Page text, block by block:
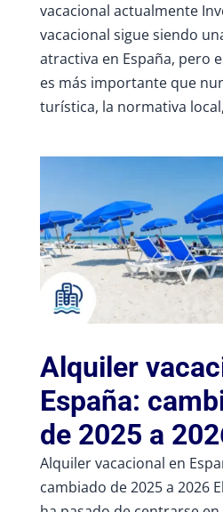
vacacional actualmente
vacacional sigue siendo
atractiva en España, pero
es más importante que
turística, la normativa
Alquiler
España:
de 2025 a
Alquiler vacacional en
cambiado de 2025 a 2026